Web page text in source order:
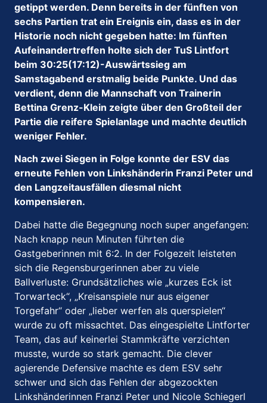
getippt werden. Denn bereits in der fünften von
sechs Partien trat ein Ereignis ein, dass es in der
Historie noch nicht gegeben hatte: Im fünften
Aufeinandertreffen holte sich der TuS Lintfort
beim 30:25(17:12)-Auswärtssieg am
Samstagabend erstmalig beide Punkte. Und das
verdient, denn die Mannschaft von Trainerin
Bettina Grenz-Klein zeigte über den Großteil der
Partie die reifere Spielanlage und machte deutlich
weniger Fehler.
Nach zwei Siegen in Folge konnte der ESV das
erneute Fehlen von Linkshänderin Franzi Peter und
den Langzeitausfällen diesmal nicht
kompensieren.
Dabei hatte die Begegnung noch super angefangen:
Nach knapp neun Minuten führten die
Gastgeberinnen mit 6:2. In der Folgezeit leisteten
sich die Regensburgerinnen aber zu viele
Ballverluste: Grundsätzliches wie „kurzes Eck ist
Torwarteck“, „Kreisanspiele nur aus eigener
Torgefahr“ oder „lieber werfen als querspielen“
wurde zu oft missachtet. Das eingespielte Lintforter
Team, das auf keinerlei Stammkräfte verzichten
musste, wurde so stark gemacht. Die clever
agierende Defensive machte es dem ESV sehr
schwer und sich das Fehlen der abgezockten
Linkshänderinnen Franzi Peter und Nicole Schiegerl